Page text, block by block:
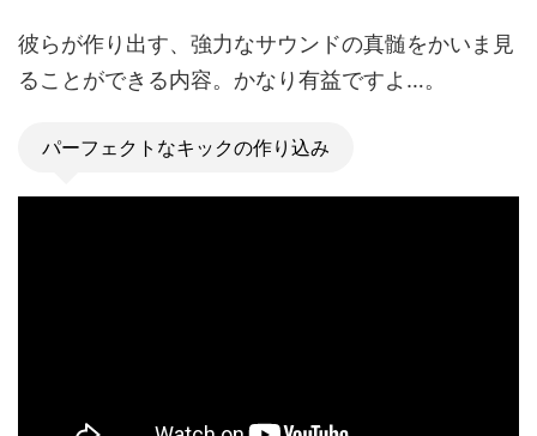
彼らが作り出す、強力なサウンドの真髄をかいま見
ることができる内容。かなり有益ですよ…。
パーフェクトなキックの作り込み